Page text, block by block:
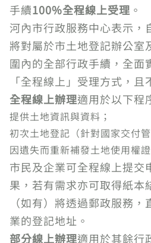
手續100%全程線上受理 。
河內市行政服務中心表示，
將對屬於市土地登記辦公室
圍內的全部行政手續，全面
「全程線上」受理方式，且
全程線上辦理適用於以下程
提供土地資訊與資料；
初次土地登記（針對國家交付
因遺失而重新補發土地使用權證
市民及企業可全程線上提交
果，若有需求亦可取得紙本
（如有）將透過郵政服務
業的登記地址。
部分線上辦理適用於其餘行